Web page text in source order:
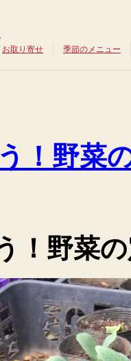
お取り寄せ 季節のメニュー
！野菜
！野菜